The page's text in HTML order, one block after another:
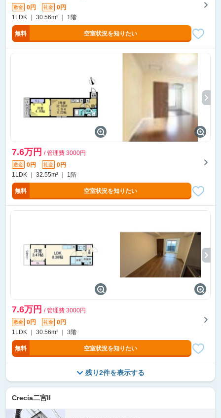
敷金 0円 礼金
0円
1LDK ｜ 30.56m² ｜ 1階
無料 空室状況を知りたい
7.6万円 / 管理費 3000円
敷金 0円 礼金
0円
1LDK ｜ 32.55m² ｜ 1階
無料 空室状況を知りたい
7.6万円 / 管理費 3000円
敷金 0円 礼金
0円
1LDK ｜ 30.56m² ｜ 3階
無料 空室状況を知りたい
残り2件を表示する
Crecia二宮II